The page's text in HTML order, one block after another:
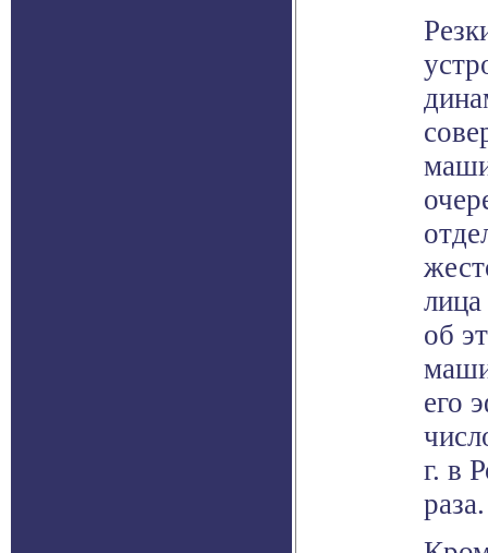
об
его
г. в
раза.